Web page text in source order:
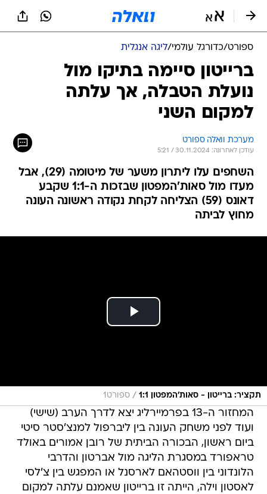
ספורט/כדורגל עולמי/ליגה אנגלית
ברייטון סיימה בתיקו מול
נועלת הטבלה, אך עלתה
למקום השני
מערכת וואלה ספורט
עודכן לאחרונה: 30.11.2024 / 5:21
השחפים עלו ליתרון משער של מיטומה (29), אבל
מעדו מול סאות'המפטון שבזכות ה-1:1 שקבע
דאונס (59) הצליחה לקחת נקודה ראשונה העונה
מחוץ לביתה
תקציר: ברייטון - סאות'המפטון 1:1 / ספורט1
המחזור ה-13 בפרמיירליג יצא לדרך הערב (שישי)
ועוד לפני משחק העונה בין ליברפול למנצ'סטר סיטי
ביום ראשון, הבכורה הביתית של רובן אמורים באולד
טראפורד במסגרת הליגה מול אברטון והדרבי
הלונדוני בין ווסטהאם לארסנל או המפגש בין צ'לסי
לאסטון וילה, הייתה זו ברייטון שאמנם עלתה למקום